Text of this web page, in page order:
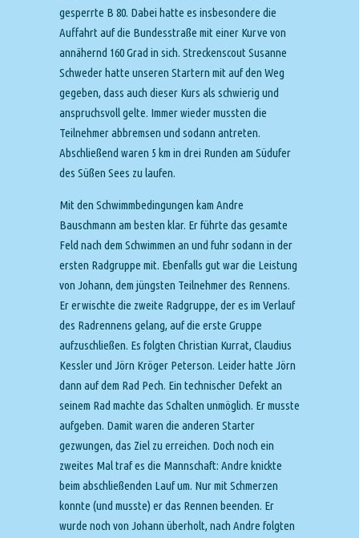
gesperrte B 80. Dabei hatte es insbesondere die
Auffahrt auf die Bundesstraße mit einer Kurve von
annähernd 160 Grad in sich. Streckenscout Susanne
Schweder hatte unseren Startern mit auf den Weg
gegeben, dass auch dieser Kurs als schwierig und
anspruchsvoll gelte. Immer wieder mussten die
Teilnehmer abbremsen und sodann antreten.
Abschließend waren 5 km in drei Runden am Südufer
des Süßen Sees zu laufen.
Mit den Schwimmbedingungen kam Andre
Bauschmann am besten klar. Er führte das gesamte
Feld nach dem Schwimmen an und fuhr sodann in der
ersten Radgruppe mit. Ebenfalls gut war die Leistung
von Johann, dem jüngsten Teilnehmer des Rennens.
Er erwischte die zweite Radgruppe, der es im Verlauf
des Radrennens gelang, auf die erste Gruppe
aufzuschließen. Es folgten Christian Kurrat, Claudius
Kessler und Jörn Kröger Peterson. Leider hatte Jörn
dann auf dem Rad Pech. Ein technischer Defekt an
seinem Rad machte das Schalten unmöglich. Er musste
aufgeben. Damit waren die anderen Starter
gezwungen, das Ziel zu erreichen. Doch noch ein
zweites Mal traf es die Mannschaft: Andre knickte
beim abschließenden Lauf um. Nur mit Schmerzen
konnte (und musste) er das Rennen beenden. Er
wurde noch von Johann überholt, nach Andre folgten